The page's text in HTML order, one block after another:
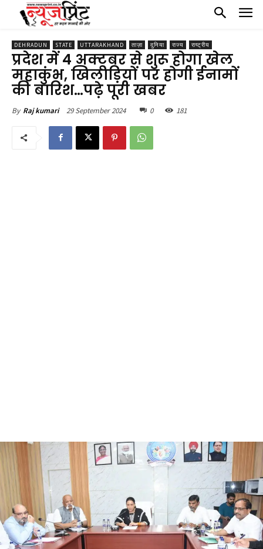
DEHRADUN STATE UTTARAKHAND ताज़ा दुनिया राज्य राष्ट्रीय
प्रदेश में 4 अक्टूबर से शुरू होगा खेल
महाकुंभ, खिलाड़ियों पर होगी ईनामों
की बारिश…पढ़े पूरी खबर
By Raj kumari 29 September 2024 0 181